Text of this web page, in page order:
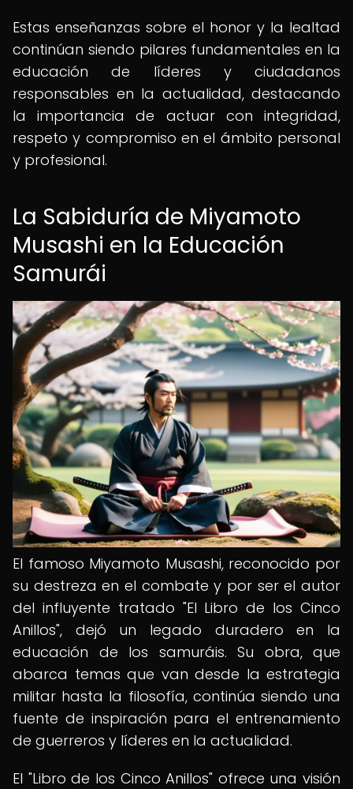
Estas enseñanzas sobre el honor y la lealtad
continúan siendo pilares fundamentales en la
educación de líderes y ciudadanos
responsables en la actualidad, destacando
la importancia de actuar con integridad,
respeto y compromiso en el ámbito personal
y profesional.
La Sabiduría de Miyamoto
Musashi en la Educación
Samurái
El famoso Miyamoto Musashi, reconocido por
su destreza en el combate y por ser el autor
del influyente tratado "El Libro de los Cinco
Anillos", dejó un legado duradero en la
educación de los samuráis. Su obra, que
abarca temas que van desde la estrategia
militar hasta la filosofía, continúa siendo una
fuente de inspiración para el entrenamiento
de guerreros y líderes en la actualidad.
El "Libro de los Cinco Anillos" ofrece una visión